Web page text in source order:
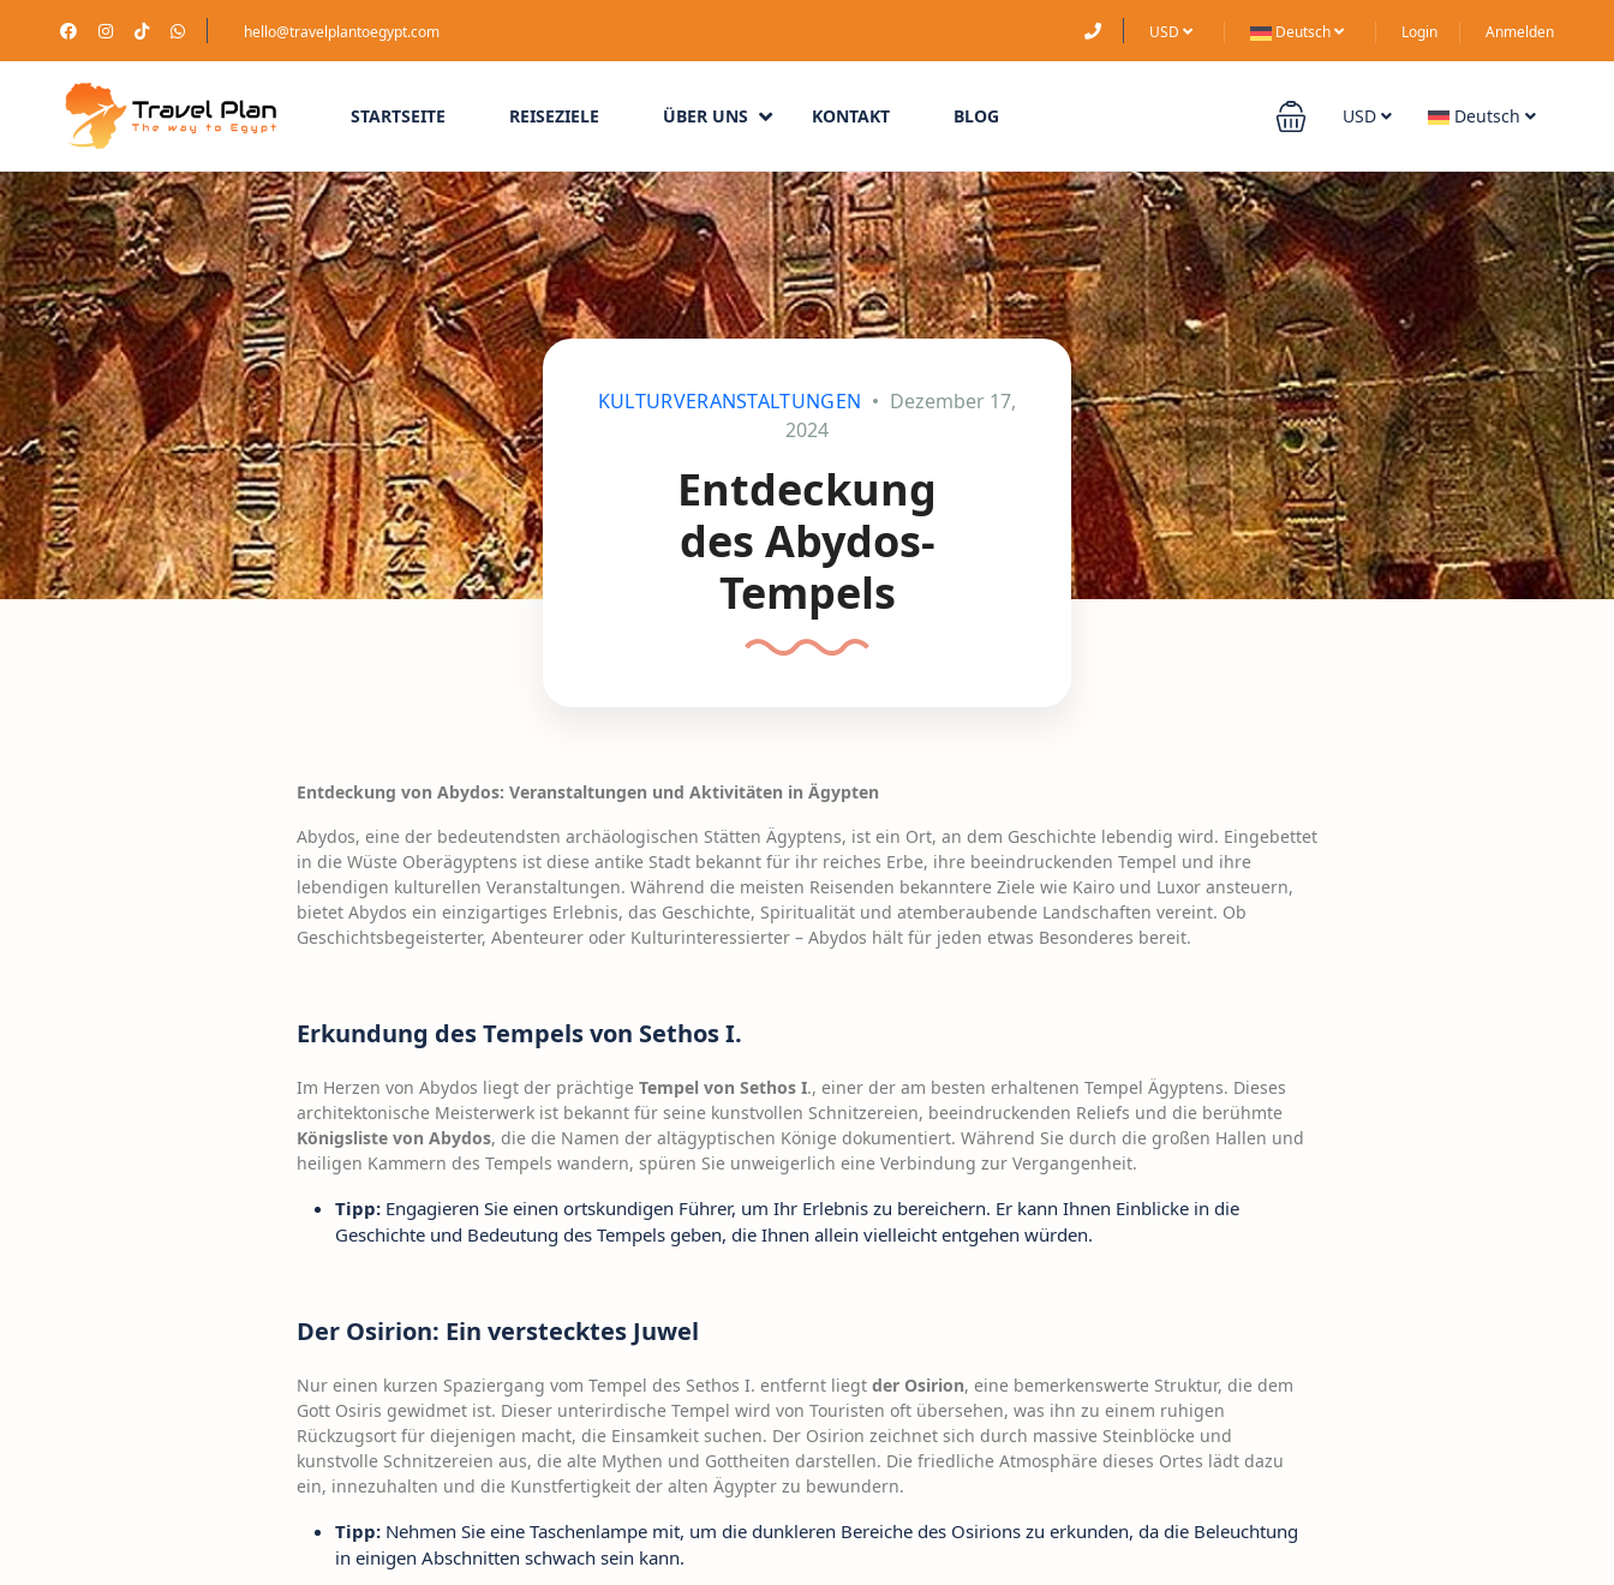
hello@travelplantoegypt.com USD Deutsch Login Anmelden
STARTSEITE REISEZIELE ÜBER UNS KONTAKT BLOG USD Deutsch
KULTURVERANSTALTUNGEN
Dezember 17,
2024
Entdeckung
des Abydos-
Tempels
Entdeckung von Abydos: Veranstaltungen und Aktivitäten in Ägypten
Abydos, eine der bedeutendsten archäologischen Stätten Ägyptens, ist ein Ort, an dem Geschichte lebendig wird. Eingebettet
in die Wüste Oberägyptens ist diese antike Stadt bekannt für ihr reiches Erbe, ihre beeindruckenden Tempel und ihre
lebendigen kulturellen Veranstaltungen. Während die meisten Reisenden bekanntere Ziele wie Kairo und Luxor ansteuern,
bietet Abydos ein einzigartiges Erlebnis, das Geschichte, Spiritualität und atemberaubende Landschaften vereint. Ob
Geschichtsbegeisterter, Abenteurer oder Kulturinteressierter – Abydos hält für jeden etwas Besonderes bereit.
Erkundung des Tempels von Sethos I.
Im Herzen von Abydos liegt der prächtige Tempel von Sethos I., einer der am besten erhaltenen Tempel Ägyptens. Dieses
architektonische Meisterwerk ist bekannt für seine kunstvollen Schnitzereien, beeindruckenden Reliefs und die berühmte
Königsliste von Abydos, die die Namen der altägyptischen Könige dokumentiert. Während Sie durch die großen Hallen und
heiligen Kammern des Tempels wandern, spüren Sie unweigerlich eine Verbindung zur Vergangenheit.
Tipp: Engagieren Sie einen ortskundigen Führer, um Ihr Erlebnis zu bereichern. Er kann Ihnen Einblicke in die
Geschichte und Bedeutung des Tempels geben, die Ihnen allein vielleicht entgehen würden.
Der Osirion: Ein verstecktes Juwel
Nur einen kurzen Spaziergang vom Tempel des Sethos I. entfernt liegt der Osirion, eine bemerkenswerte Struktur, die dem
Gott Osiris gewidmet ist. Dieser unterirdische Tempel wird von Touristen oft übersehen, was ihn zu einem ruhigen
Rückzugsort für diejenigen macht, die Einsamkeit suchen. Der Osirion zeichnet sich durch massive Steinblöcke und
kunstvolle Schnitzereien aus, die alte Mythen und Gottheiten darstellen. Die friedliche Atmosphäre dieses Ortes lädt dazu
ein, innezuhalten und die Kunstfertigkeit der alten Ägypter zu bewundern.
Tipp: Nehmen Sie eine Taschenlampe mit, um die dunkleren Bereiche des Osirions zu erkunden, da die Beleuchtung
in einigen Abschnitten schwach sein kann.